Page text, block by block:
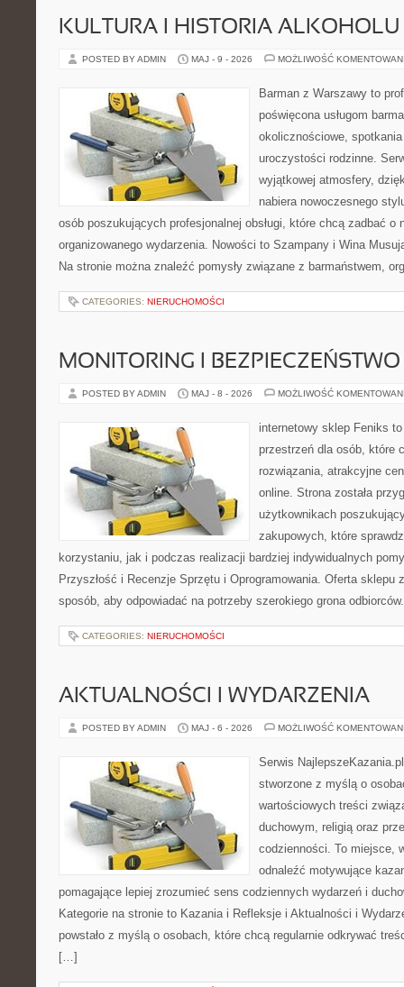
KULTURA I HISTORIA ALKOHOLU
POSTED BY ADMIN MAJ - 9 - 2026 MOŻLIWOŚĆ
Barman z Warszawy to
poświęcona usługom
okolicznościowe,
uroczystości rodzinne.
wyjątkowej atmosfery,
nabiera nowoczesnego
osób poszukujących profesjonalnej obsługi, które chcą zadbać o
organizowanego wydarzenia. Nowości to Szampany i Wina
Na stronie można znaleźć pomysły związane z barmaństwem,
CATEGORIES: NIERUCHOMOŚCI
MONITORING I
POSTED BY ADMIN MAJ - 8 - 2026 MOŻLIWOŚĆ
internetowy sklep Feniks
przestrzeń dla osób, które
rozwiązania, atrakcyjne
online. Strona została
użytkownikach
zakupowych, które
korzystaniu, jak i podczas realizacji bardziej indywidualnych
Przyszłość i Recenzje Sprzętu i Oprogramowania. Oferta sklepu
sposób, aby odpowiadać na potrzeby szerokiego grona
CATEGORIES: NIERUCHOMOŚCI
AKTUALNOŚCI I WYDARZENIA
POSTED BY ADMIN MAJ - 6 - 2026 MOŻLIWOŚĆ
Serwis
stworzone z myślą o
wartościowych treści
duchowym, religią oraz
codzienności. To miejsce,
odnaleźć motywujące
pomagające lepiej zrozumieć sens codziennych wydarzeń i
Kategorie na stronie to Kazania i Refleksje i Aktualności i
powstało z myślą o osobach, które chcą regularnie odkrywać
[…]